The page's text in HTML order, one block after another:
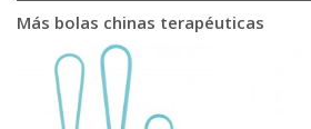
Más bolas chinas terapéuticas